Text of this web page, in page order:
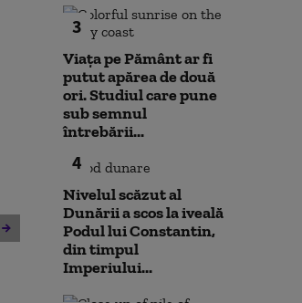
Antrenament cu miză:
pușcașii marini români au
testat vehiculele de asalt
amfibiu AAV-7 alături de
10 luni de la
3
Viața pe Pământ ar fi
putut apărea de două
ori. Studiul care pune
sub semnul
întrebării...
4
Nivelul scăzut al
Dunării a scos la iveală
Podul lui Constantin,
din timpul
Imperiului...